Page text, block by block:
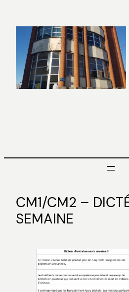
contenu
CM1/CM2 –
SEMAINE